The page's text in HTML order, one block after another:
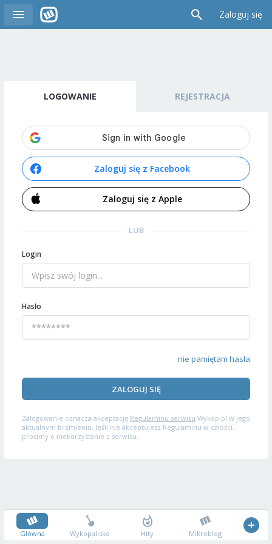
Zaloguj się
LOGOWANIE REJESTRACJA
Zaloguj się z Facebook
Zaloguj się z Apple
LUB
Login
Hasło
nie pamiętam hasła
ZALOGUJ SIĘ
Zalogowanie oznacza akceptację Regulaminu serwisu Wykop.pl w jego
aktualnym brzmieniu. Jeśli nie akceptujesz Regulaminu w całości,
prosimy o niekorzystanie z serwisu.
Główna Wykopalisko Hity Mikroblog